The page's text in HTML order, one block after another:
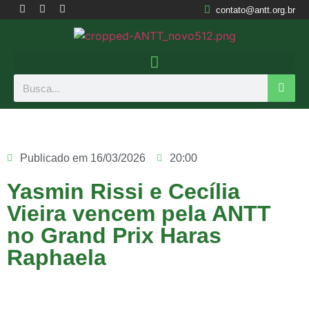
contato@antt.org.br
Publicado em 16/03/2026 20:00
Yasmin Rissi e Cecília
Vieira vencem pela ANTT
no Grand Prix Haras
Raphaela